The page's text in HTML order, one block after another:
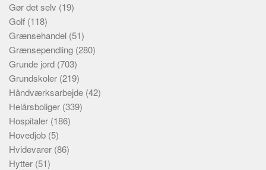
Gør det selv (19)
Golf (118)
Grænsehandel (51)
Grænsependling (280)
Grunde jord (703)
Grundskoler (219)
Håndværksarbejde (42)
Helårsboliger (339)
Hospitaler (186)
Hovedjob (5)
Hvidevarer (86)
Hytter (51)